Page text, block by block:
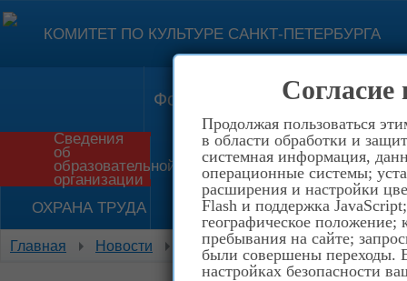
Согласие
Продолжая пользоваться
в области обработки и
системная информация,
операционные системы;
расширения и настройки
Flash и поддержка
географическое положение;
пребывания на сайте;
были совершены переходы.
настройках безопасности
КОМИТЕТ ПО КУЛЬТУРЕ САНКТ-ПЕТЕРБУРГА
Форма обратной связи
Сведения
об
образовательной
организации
Приём в школу История
ОХРАНА ТРУДА НЕТ КОРРУПЦИИ!
Главная Новости События X Санкт-